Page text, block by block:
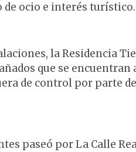
de ocio e interés turístico.
la Residencia
que se encuentran
de control por parte
paseó por La Calle